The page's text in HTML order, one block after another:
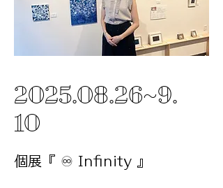
2025.08.26~9.
10
​個展『 ♾️ Infinity​ 』